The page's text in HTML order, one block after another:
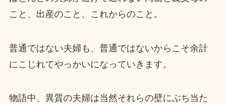
こと、出産のこと、これからのこと。
普通ではない夫婦も、普通ではないからこそ余計
にこじれてやっかいになっていきます。
物語中、異質の夫婦は当然それらの壁にぶち当た